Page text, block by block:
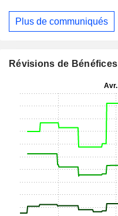
Plus de communiqués
Révisions de Bénéfices